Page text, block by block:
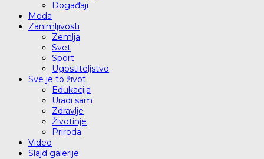
Događaji
Moda
Zanimljivosti
Zemlja
Svet
Sport
Ugostiteljstvo
Sve je to život
Edukacija
Uradi sam
Zdravlje
Životinje
Priroda
Video
Slajd galerije